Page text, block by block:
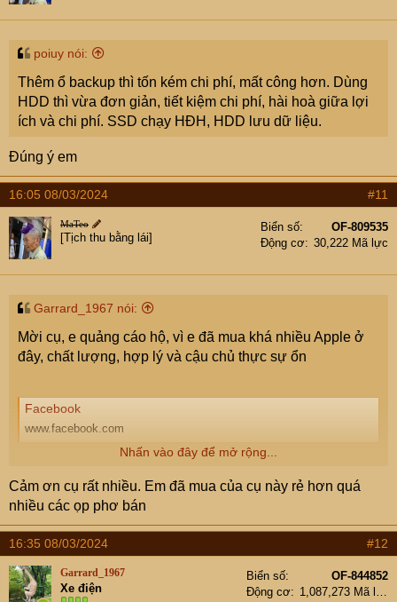
n
s
poiuy nói:
Thêm ổ backup thì tốn kém chi phí, mất công hơn. Dùng
HDD thì vừa đơn giản, tiết kiệm chi phí, hài hoà giữa lợi
ích và chi phí. SSD chạy HĐH, HDD lưu dữ liệu.
Đúng ý em
16:05 08/03/2024 #11
MaTeo
[Tịch thu bằng lái]
Biển số
OF-809535
Động cơ
30,222 Mã lực
Garrard_1967 nói:
Mời cụ, e quảng cáo hộ, vì e đã mua khá nhiều Apple ở
đây, chất lượng, hợp lý và cậu chủ thực sự ổn
Facebook
www.facebook.com
Nhấn vào đây để mở rộng...
Cảm ơn cụ rất nhiều. Em đã mua của cụ này rẻ hơn quá
nhiều các ọp phơ bán
16:35 08/03/2024 #12
Garrard_1967
Xe điện
Biển số
OF-844852
Động cơ
1,087,273 Mã lực